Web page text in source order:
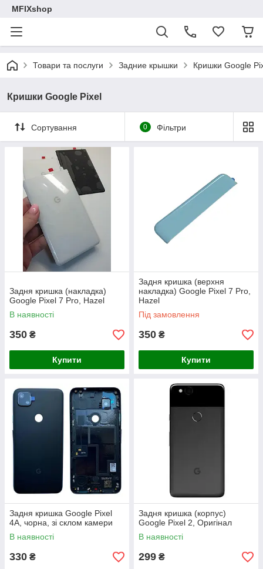
MFIXshop
Товари та послуги Задние крышки Кришки Google
Кришки Google Pixel
Сортування 0 Фільтри
Задня кришка (накладка)
Google Pixel 7 Pro, Hazel
В наявності
350 ₴
Купити
Задня кришка (верхня
накладка) Google Pixel 7 Pro,
Hazel
Під замовлення
350 ₴
Купити
Задня кришка Google Pixel
4A, чорна, зі склом камери
В наявності
330 ₴
Задня кришка (корпус)
Google Pixel 2, Оригінал
В наявності
299 ₴